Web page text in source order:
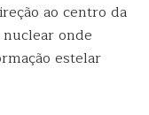
ao centro da
onde
estelar